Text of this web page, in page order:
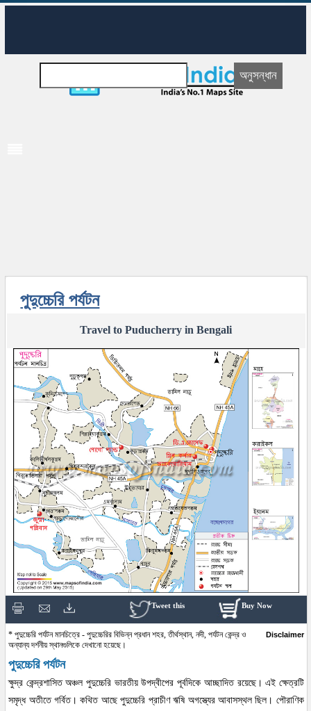
পুদুচ্চেরি পর্যটন
Travel to Puducherry in Bengali
Buy Now
Tweet this
* পুদুচ্চেরি পর্যটন মানচিত্রে - পুদুচ্চেরির বিভিন্ন প্রধান শহর, তীর্থস্থান, নদী, পর্যটন কেন্দ্র ও
অন্যান্য দর্শনীয় স্থানগুলিকে দেখানো হয়েছে।
Disclaimer
পুদুচ্চেরি পর্যটন
ক্ষুদ্র কেন্দ্রশাসিত অঞ্চল পুদুচ্চেরি ভারতীয় উপদ্বীপের পূর্বদিকে আচ্ছাদিত রয়েছে। এই ক্ষেত্রটি
সমৃদ্ধ অতীতে গর্বিত। কথিত আছে পুদুচ্চেরি প্রাচীণ ঋষি অগস্ত্যের আবাসস্থল ছিল। পৌরাণিক